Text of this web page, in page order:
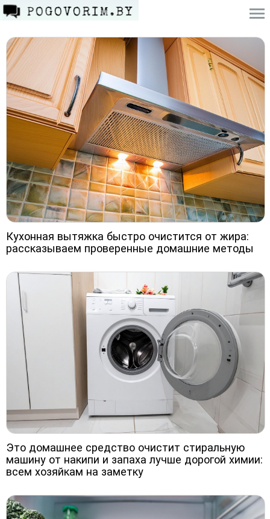
Кухонная вытяжка быстро очистится от жира:
рассказываем проверенные домашние методы
Это домашнее средство очистит стиральную
машину от накипи и запаха лучше дорогой химии:
всем хозяйкам на заметку